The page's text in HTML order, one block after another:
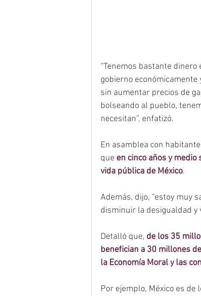
“Tenemos bastante
gobierno
sin aumentar precios de
bolseando al pueblo,
necesitan”, enfatizó.
En asamblea con
que en cinco años y
vida pública de México.
Además, dijo, “estoy muy
disminuir la desigualdad y
Detalló que, de los 35
benefician a 30 millones
la Economía Moral y las
Por ejemplo, México es